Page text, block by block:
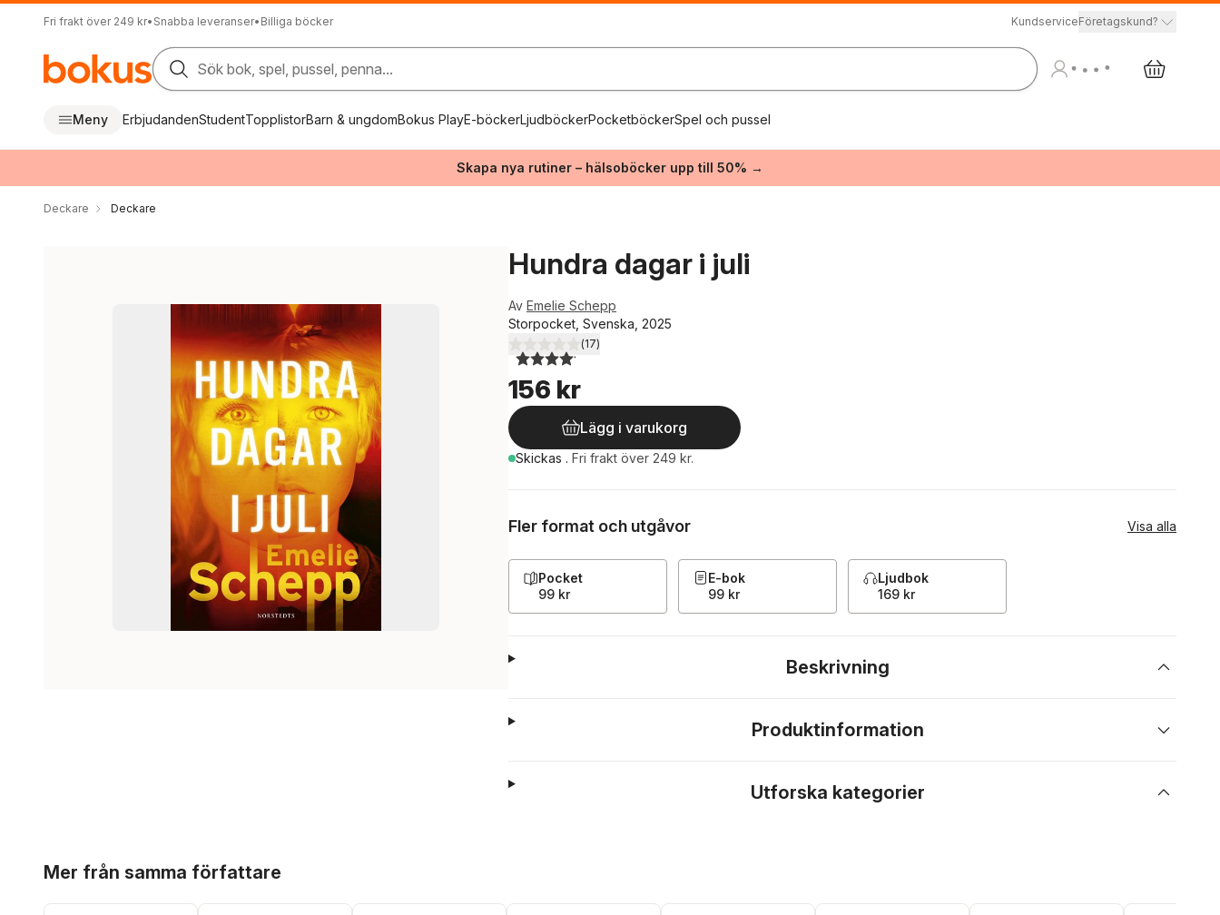
Fri frakt över 249 kr• Snabba leveranser• Billiga böcker KundserviceFöretagskund?
Sök bok, spel, pussel, penna...
Meny ErbjudandenStudentTopplistorBarn & ungdomBokus PlayE-böckerLjudböckerPocketböckerSpel och pussel
Skapa nya rutiner – hälsoböcker upp till 50% →
Deckare Deckare
Hundra dagar i juli
Av Emelie Schepp
Storpocket, Svenska, 2025
4,1utav 5 stjärnor. Totalt antal röster:
(17)
156 kr
Lägg i varukorg
Skickas . Fri frakt över 249 kr.
Fler format och utgåvor Visa alla
Pocket
99 kr
E-bok
99 kr
Ljudbok
169 kr
Beskrivning
Produktinformation
Utforska kategorier
Mer från samma författare